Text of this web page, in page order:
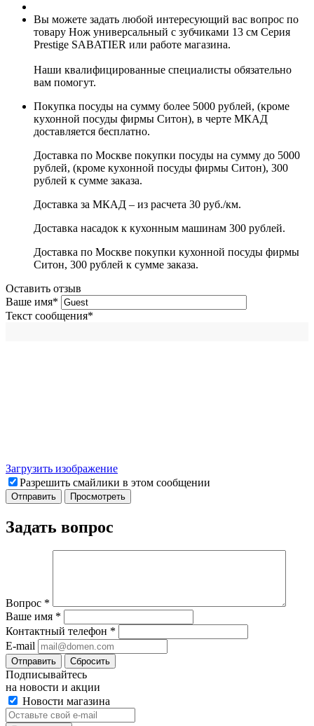
Вы можете задать любой интересующий вас вопрос по
товару Нож универсальный с зубчиками 13 см Серия
Prestige SABATIER или работе магазина.
Наши квалифицированные специалисты обязательно
вам помогут.
Покупка посуды на сумму более 5000 рублей, (кроме
кухонной посуды фирмы Ситон), в черте МКАД
доставляется бесплатно.
Доставка по Москве покупки посуды на сумму до 5000
рублей, (кроме кухонной посуды фирмы Ситон), 300
рублей к сумме заказа.
Доставка за МКАД – из расчета 30 руб./км.
Доставка насадок к кухонным машинам 300 рублей.
Доставка по Москве покупки кухонной посуды фирмы
Ситон, 300 рублей к сумме заказа.
Оставить отзыв
Ваше имя*
Текст сообщения*
Загрузить изображение
Разрешить смайлики в этом сообщении
Задать вопрос
Вопрос *
Ваше имя *
Контактный телефон *
E-mail
Отправить Сбросить
Подписывайтесь
на новости и акции
Новости магазина